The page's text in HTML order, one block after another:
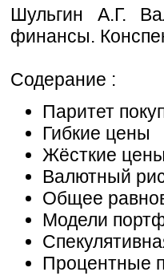
Шульгин А.Г.
финансы.
Содерание :
Паритет
Гибкие цены
Жёсткие цены
Валютный
Общее
Модели
Процентные